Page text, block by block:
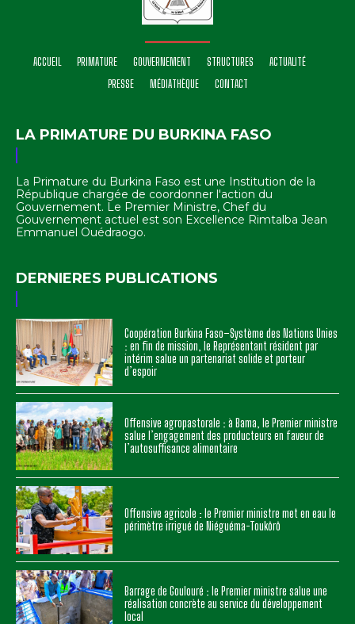
ACCUEIL PRIMATURE GOUVERNEMENT STRUCTURES
ACTUALITÉ
PRESSE
MÉDIATHÈQUE CONTACT
LA PRIMATURE DU BURKINA FASO
La Primature du Burkina Faso est une Institution de la
République chargée de coordonner l'action du
Gouvernement. Le Premier Ministre, Chef du
Gouvernement actuel est son Excellence Rimtalba Jean
Emmanuel Ouédraogo.
DERNIERES PUBLICATIONS
Coopération Burkina Faso–Système des Nations Unies
: en fin de mission, le Représentant résident par
intérim salue un partenariat solide et porteur
d’espoir
Offensive agropastorale : à Bama, le Premier ministre
salue l’engagement des producteurs en faveur de
l’autosuffisance alimentaire
Offensive agricole : le Premier ministre met en eau le
périmètre irrigué de Niéguéma-Toukôrô
Barrage de Goulouré : le Premier ministre salue une
réalisation concrète au service du développement
local